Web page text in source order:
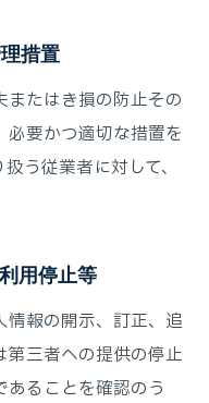
措置
たはき損の防止その
要かつ適切な措置を
う従業者に対して、
用停止等
情報の開示、訂正、追
三者への提供の停止
ることを確認のう